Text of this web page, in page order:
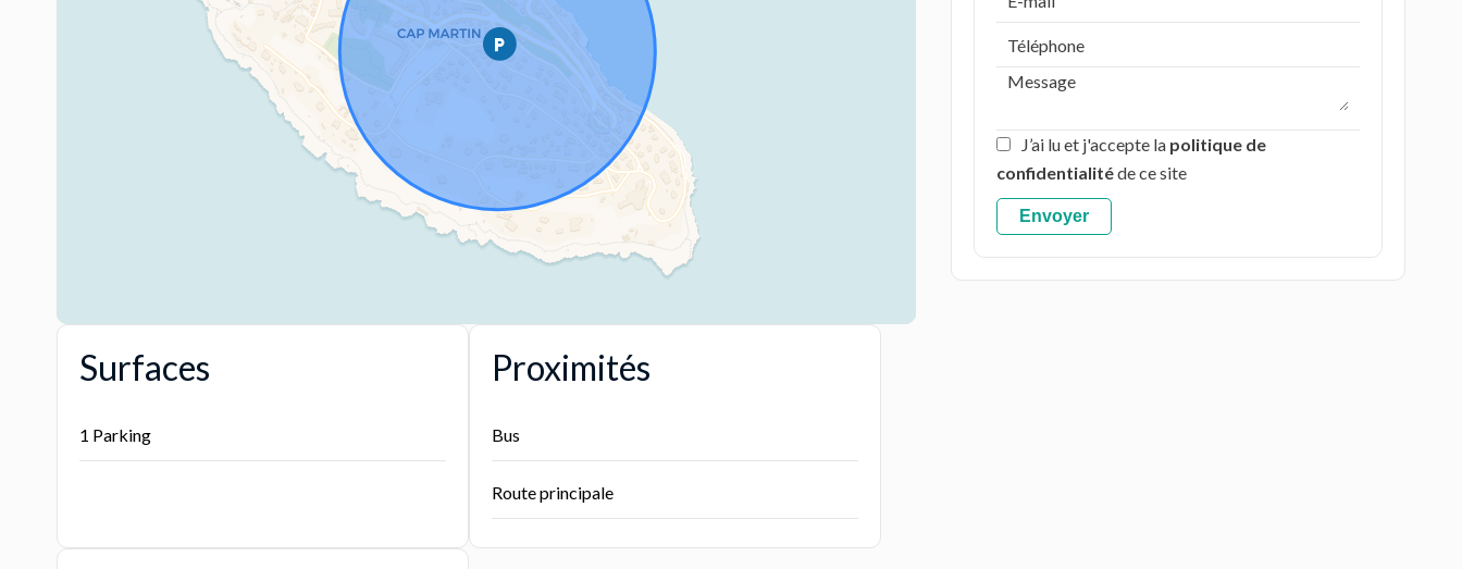
Surfaces
1 Parking
Proximités
Bus
Route principale
J’ai lu et j'accepte la politique de
confidentialitéde ce site
Envoyer